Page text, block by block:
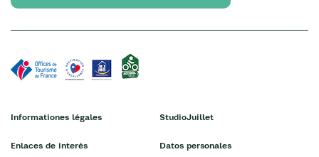
Informationes légales
Enlaces de interés
StudioJuillet
Datos personales